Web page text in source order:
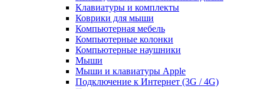
Клавиатуры и комплекты
Коврики для мыши
Компьютерная мебель
Компьютерные колонки
Компьютерные наушники
Мыши
Мыши и клавиатуры Apple
Подключение к Интернет (3G / 4G)